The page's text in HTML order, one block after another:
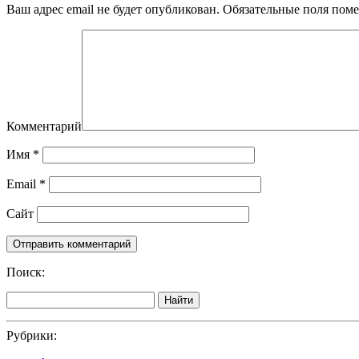
Ваш адрес email не будет опубликован. Обязательные поля
Комментарий
Имя *
Email *
Сайт
Поиск:
Найти
Рубрики: